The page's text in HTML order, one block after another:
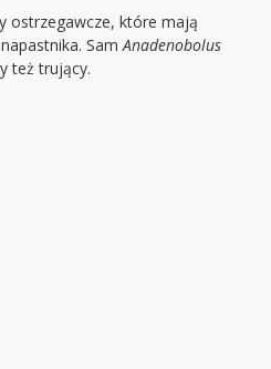
ostrzegawcze, które mają
SamAnadenobolus
też trujący.